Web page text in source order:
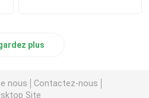
plus
nous
Contactez-nous
Site